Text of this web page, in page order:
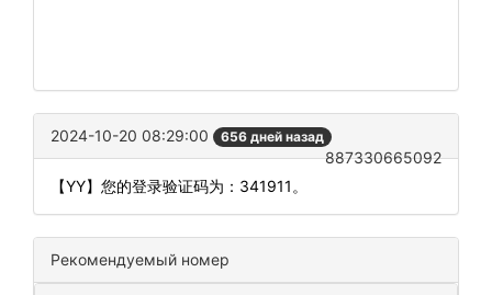
2024-10-20 08:29:00 656 дней назад
887330665092
【YY】您的登录验证码为：341911。
Рекомендуемый номер